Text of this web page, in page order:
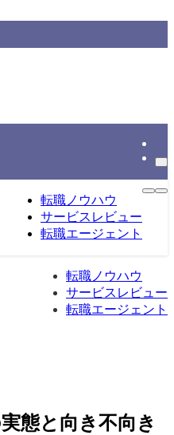
転職ノウハウ
サービスレビュー
転職エージェント
転職ノウハウ
サービスレビュー
転職エージェント
態と向き不向き